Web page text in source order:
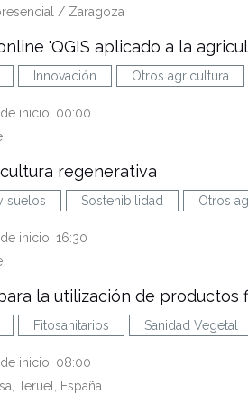
/ Zaragoza
'QGIS aplicado a la
Innovación Otros agricultura
inicio: 00:00
regenerativa
suelos Sostenibilidad Otros
inicio: 16:30
la utilización de productos
Fitosanitarios Sanidad Vegetal
inicio: 08:00
Teruel, España